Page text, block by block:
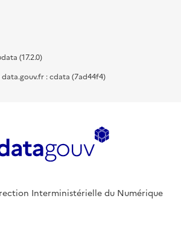
(17.2.0)
: cdata (7ad44f4)
Interministérielle du Numérique